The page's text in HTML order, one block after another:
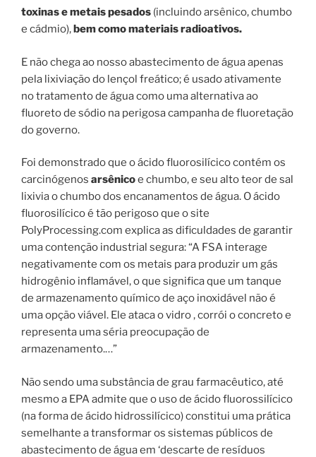
toxinas e metais pesados ​​(incluindo arsênico, chumbo
e cádmio), bem como materiais radioativos.
E não chega ao nosso abastecimento de água apenas
pela lixiviação do lençol freático; é usado ativamente
no tratamento de água como uma alternativa ao
fluoreto de sódio na perigosa campanha de fluoretação
do governo.
Foi demonstrado que o ácido fluorosilícico contém os
carcinógenos arsênicoe chumbo, e seu alto teor de sal
lixivia o chumbo dos encanamentos de água. O ácido
fluorosilícico é tão perigoso que o site
PolyProcessing.com explica as dificuldades de garantir
uma contenção industrial segura: “A FSA interage
negativamente com os metais para produzir um gás
hidrogênio inflamável, o que significa que um tanque
de armazenamento químico de aço inoxidável não é
uma opção viável. Ele ataca o vidro , corrói o concreto e
representa uma séria preocupação de
armazenamento.…”
Não sendo uma substância de grau farmacêutico, até
mesmo a EPA admite que o uso de ácido fluorossilícico
(na forma de ácido hidrossilícico) constitui uma prática
semelhante a transformar os sistemas públicos de
abastecimento de água em ‘descarte de resíduos